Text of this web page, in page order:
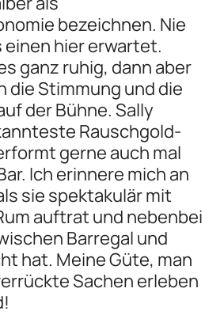
bezeichnen. Nie
einen hier erwartet.
ganz ruhig, dann aber
Stimmung und die
der Bühne. Sally
Rauschgold-
gerne auch mal
Ich erinnere mich an
sie spektakulär mit
auftrat und nebenbei
Barregal und
hat. Meine Güte, man
Sachen erleben